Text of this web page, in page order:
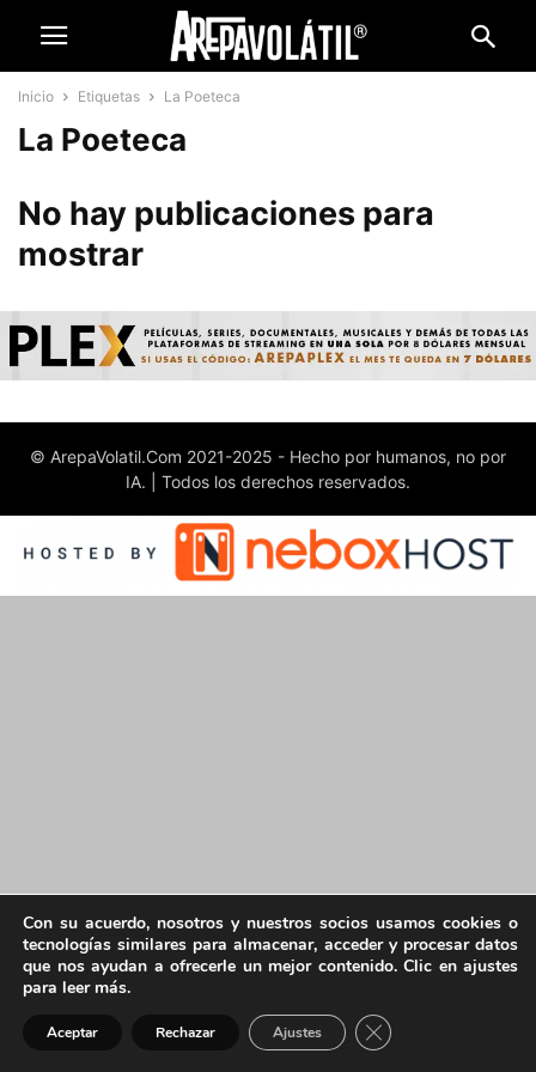
Inicio Etiquetas La Poeteca
La Poeteca
No hay publicaciones para
mostrar
© ArepaVolatil.Com 2021-2025 - Hecho por humanos, no por
IA. | Todos los derechos reservados.
Con su acuerdo, nosotros y nuestros socios usamos cookies o
tecnologías similares para almacenar, acceder y procesar datos
que nos ayudan a ofrecerle un mejor contenido. Clic en ajustes
para leer más.
Aceptar Rechazar Ajustes Cerrar el banner de